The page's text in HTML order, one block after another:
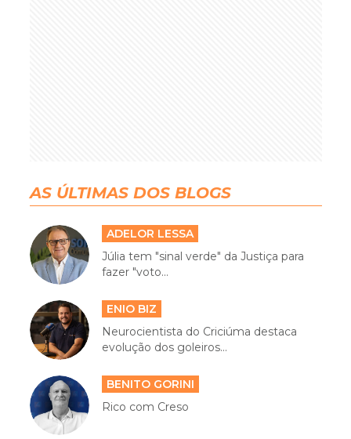
AS ÚLTIMAS DOS BLOGS
ADELOR LESSA
Júlia tem "sinal verde" da Justiça para
fazer "voto...
ENIO BIZ
Neurocientista do Criciúma destaca
evolução dos goleiros...
BENITO GORINI
Rico com Creso